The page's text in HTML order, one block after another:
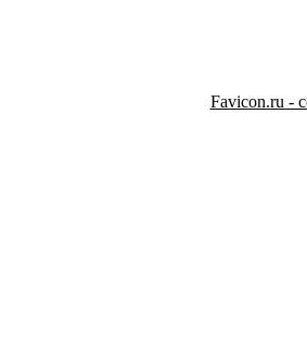
Favicon.ru -